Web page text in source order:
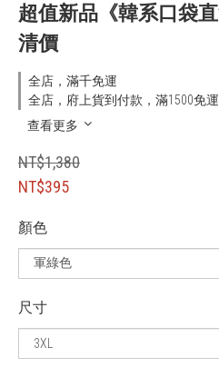
超值新品《韓系口袋
清價
全店，滿千免運
全店，府上貨到付款，滿1500免運
查看更多
NT$1,380
NT$395
顏色
尺寸